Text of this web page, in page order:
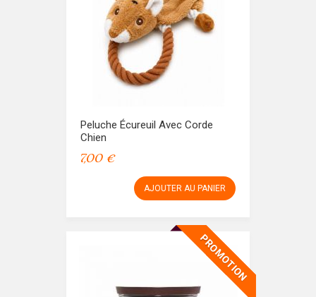
Peluche Écureuil Avec Corde
Chien
7,00 €
AJOUTER AU PANIER
PROMOTION